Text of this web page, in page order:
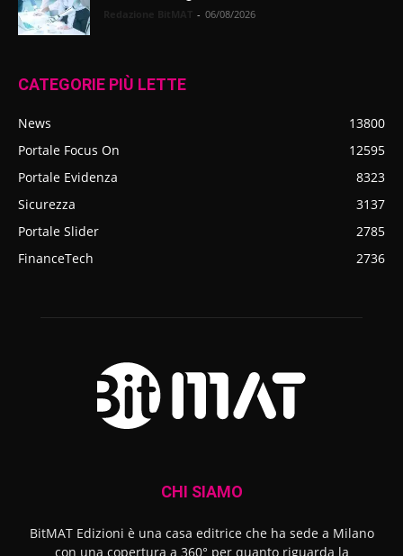
- 06/08/2026
CATEGORIE PIÙ LETTE
News
13800
Portale Focus On
12595
Portale Evidenza
8323
Sicurezza
3137
Portale Slider
2785
FinanceTech
2736
CHI SIAMO
BitMAT Edizioni è una casa editrice che ha sede a Milano
con una copertura a 360° per quanto riguarda la